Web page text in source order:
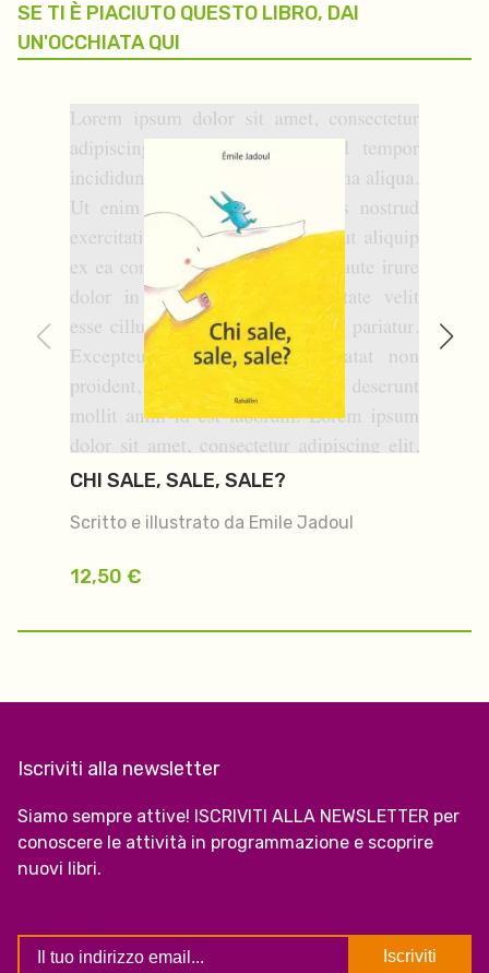
SE TI È PIACIUTO QUESTO LIBRO, DAI
UN'OCCHIATA QUI
CHI SALE, SALE, SALE?
Scritto e illustrato da Emile Jadoul
12,50 €
Iscriviti alla newsletter
Siamo sempre attive! ISCRIVITI ALLA NEWSLETTER per
conoscere le attività in programmazione e scoprire
nuovi libri.